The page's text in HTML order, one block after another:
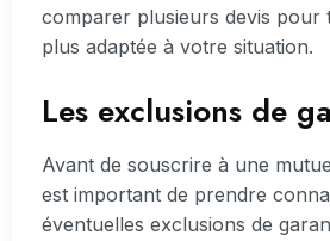
comparer plusieurs devis pour
plus adaptée à votre situation.
Les exclusions de
Avant de souscrire à une
est important de prendre
éventuelles exclusions de